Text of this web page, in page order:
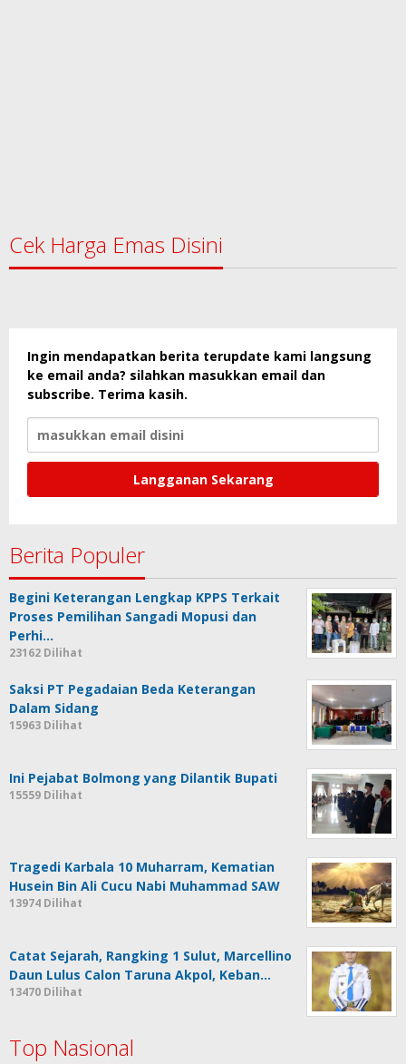
Cek Harga Emas Disini
Ingin mendapatkan berita terupdate kami langsung
ke email anda? silahkan masukkan email dan
subscribe. Terima kasih.
Berita Populer
Begini Keterangan Lengkap KPPS Terkait
Proses Pemilihan Sangadi Mopusi dan
Perhi…
23162 Dilihat
Saksi PT Pegadaian Beda Keterangan
Dalam Sidang
15963 Dilihat
Ini Pejabat Bolmong yang Dilantik Bupati
15559 Dilihat
Tragedi Karbala 10 Muharram, Kematian
Husein Bin Ali Cucu Nabi Muhammad SAW
13974 Dilihat
Catat Sejarah, Rangking 1 Sulut, Marcellino
Daun Lulus Calon Taruna Akpol, Keban…
13470 Dilihat
Top Nasional